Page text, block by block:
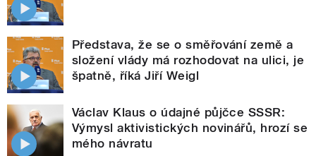
Představa, že se o směřování země a
složení vlády má rozhodovat na ulici, je
špatně, říká Jiří Weigl
Václav Klaus o údajné půjčce SSSR:
Výmysl aktivistických novinářů, hrozí se
mého návratu